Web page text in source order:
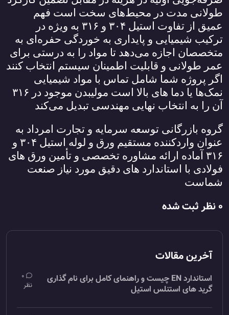
طولانی مدت در محیط‌های سخت است فهم
عمیق از تفاوت استیل ۳۰۴ و ۳۱۶ به ویژه در
ترکیب شیمیایی و پایداری به خوردگی حفره‌ای به
متخصصان اجازه می‌دهد تا مواد را به درستی برای
عمر طولانی و قابلیت اطمینان سیستم انتخاب کنند
اگر پروژه شما شامل تماس با مواد شیمیایی
نمک‌ها یا دما های بالا است مولیبدن موجود در ۳۱۶
آن را به انتخاب نهایی مهندسی تبدیل می‌کند
گروه بازرگانی توسعه سرمایه و تجارت امرداد به
عنوان واردکننده مستقیم ورق و لوله استیل ۳۰۴ و
۳۱۶ آماده ارائه مشاوره تخصصی و تأمین ورق‌ های
فولادی با استاندارد های دقیق مورد نیاز صنعت
شماست
0 نظر ثبت شده
آخرین مقالات
استاندارد EN چیست و راهنمای کامل برای نام گذاری
گرید های استنلس استیل
0
نظر